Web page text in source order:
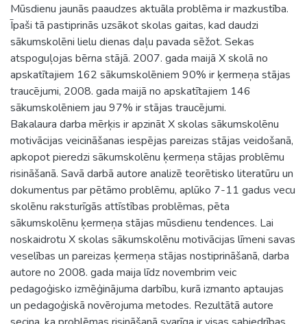
Mūsdienu jaunās paaudzes aktuāla problēma ir mazkustība.
Īpaši tā pastiprinās uzsākot skolas gaitas, kad daudzi
sākumskolēni lielu dienas daļu pavada sēžot. Sekas
atspoguļojas bērna stājā. 2007. gada maijā X skolā no
apskatītajiem 162 sākumskolēniem 90% ir ķermeņa stājas
traucējumi, 2008. gada maijā no apskatītajiem 146
sākumskolēniem jau 97% ir stājas traucējumi.
Bakalaura darba mērķis ir apzināt X skolas sākumskolēnu
motivācijas veicināšanas iespējas pareizas stājas veidošanā,
apkopot pieredzi sākumskolēnu ķermeņa stājas problēmu
risināšanā. Savā darbā autore analizē teorētisko literatūru un
dokumentus par pētāmo problēmu, aplūko 7-11 gadus vecu
skolēnu raksturīgās attīstības problēmas, pēta
sākumskolēnu ķermeņa stājas mūsdienu tendences. Lai
noskaidrotu X skolas sākumskolēnu motivācijas līmeni savas
veselības un pareizas ķermeņa stājas nostiprināšanā, darba
autore no 2008. gada maija līdz novembrim veic
pedagoģisko izmēģinājuma darbību, kurā izmanto aptaujas
un pedagoģiskā novērojuma metodes. Rezultātā autore